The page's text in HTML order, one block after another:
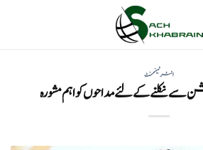
انٹرٹینمنٹ
سے نکلنے کے لئے مداحوں کو اہم مشورہ